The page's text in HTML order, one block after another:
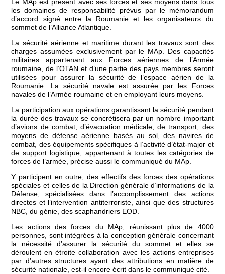
les domaines de responsabilité prévus par le mémorandum
d’accord signé entre la Roumanie et les organisateurs du
sommet de l’Alliance Atlantique.
La sécurité aérienne et maritime durant les travaux sont des
charges assumées exclusivement par le MAp. Des capacités
militaires appartenant aux Forces aériennes de l’Armée
roumaine, de l’OTAN et d’une partie des pays membres seront
utilisées pour assurer la sécurité de l’espace aérien de la
Roumanie. La sécurité navale est assurée par les Forces
navales de l’Armée roumaine et en employant leurs moyens.
La participation aux opérations garantissant la sécurité pendant
la durée des travaux se concrétisera par un nombre important
d’avions de combat, d’évacuation médicale, de transport, des
moyens de défense aérienne basés au sol, des navires de
combat, des équipements spécifiques à l’activité d’état-major et
de support logistique, appartenant à toutes les catégories de
forces de l’armée, précise aussi le communiqué du MAp.
Y participent en outre, des effectifs des forces des opérations
spéciales et celles de la Direction générale d’informations de la
Défense, spécialisées dans l’accomplissement des actions
directes et l’intervention antiterroriste, ainsi que des structures
NBC, du génie, des scaphandriers EOD.
Les actions des forces du MAp, réunissant plus de 4000
personnes, sont intégrées à la conception générale concernant
la nécessité d’assurer la sécurité du sommet et elles se
déroulent en étroite collaboration avec les actions entreprises
par d’autres structures ayant des attributions en matière de
sécurité nationale, est-il encore écrit dans le communiqué cité.